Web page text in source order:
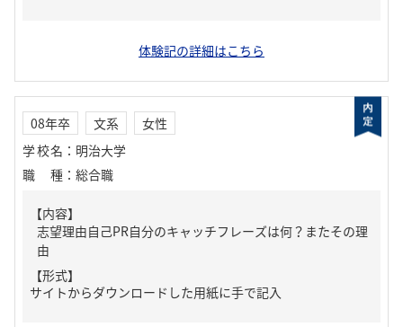
体験記の詳細はこちら
08年卒 文系
女性
学校名 ： 明治大学
職種 ： 総合職
【内容】
志望理由自己PR自分のキャッチフレーズは何？またその理
由
【形式】
サイトからダウンロードした用紙に手で記入